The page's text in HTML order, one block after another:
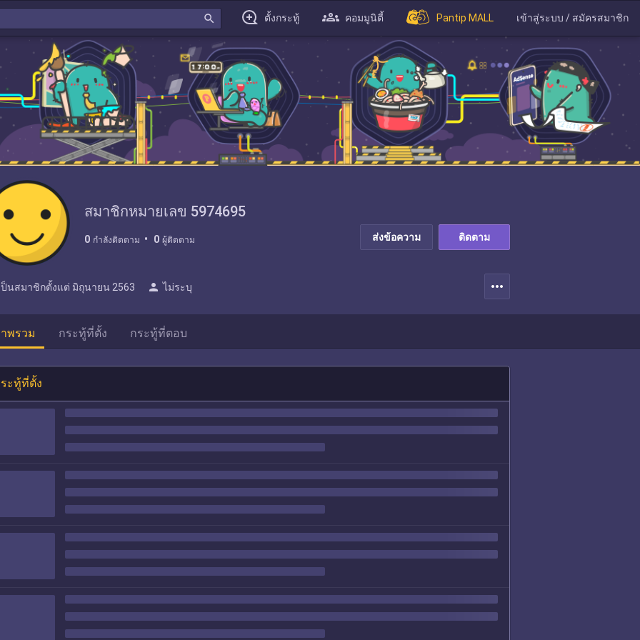
search ตั้งกระทู้ คอมมูนิตี้ Pantip MALL เข้าสู่ระบบ / สมัครสมาชิก
สมาชิกหมายเลข 5974695
0 กำลังติดตาม 0 ผู้ติดตาม ส่งข้อความ ติดตาม
ป็นสมาชิกตั้งแต่ มิถุนายน 2563 person ไม่ระบุ more_horiz
พรวม กระทู้ที่ตั้ง กระทู้ที่ตอบ
ะทู้ที่ตั้ง